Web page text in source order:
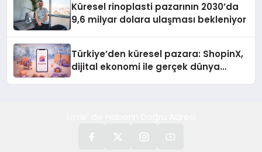
Küresel rinoplasti pazarının 2030’da
9,6 milyar dolara ulaşması bekleniyor
Türkiye’den küresel pazara: ShopinX,
dijital ekonomi ile gerçek dünya